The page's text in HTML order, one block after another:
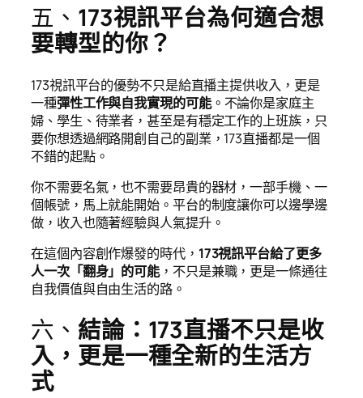
五、 173視訊平台為何適合想
要轉型的你？
173視訊平台的優勢不只是給直播主提供收入，更是
一種彈性工作與自我實現的可能。不論你是家庭主
婦、學生、待業者，甚至是有穩定工作的上班族，只
要你想透過網路開創自己的副業，173直播都是一個
不錯的起點。
你不需要名氣，也不需要昂貴的器材，一部手機、一
個帳號，馬上就能開始。平台的制度讓你可以邊學邊
做，收入也隨著經驗與人氣提升。
在這個內容創作爆發的時代， 173視訊平台給了更多
人一次「翻身」的可能，不只是兼職，更是一條通往
自我價值與自由生活的路。
六、 結論：173直播不只是收
入，更是一種全新的生活方
式